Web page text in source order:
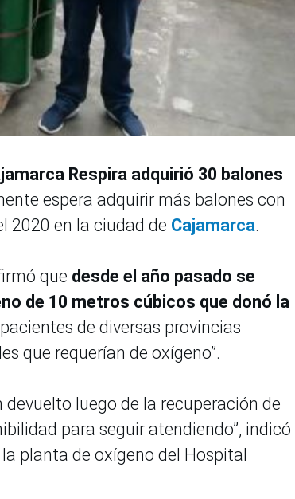
Respira adquirió 30 balones
espera adquirir más balones con
2020 en la ciudad de Cajamarca.
que desde el año pasado se
de 10 metros cúbicos que donó la
de diversas provincias
que requerían de oxígeno”.
luego de la recuperación de
para seguir atendiendo”, indicó
planta de oxígeno del Hospital